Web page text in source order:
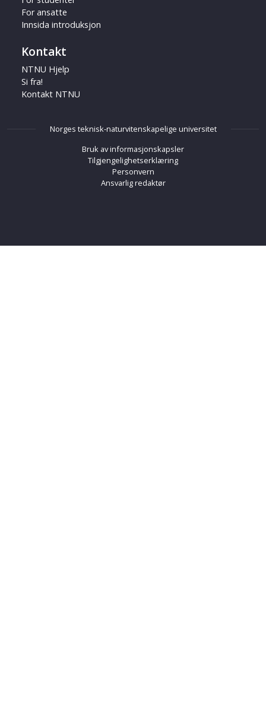
For ansatte
Innsida introduksjon
Kontakt
NTNU Hjelp
Si fra!
Kontakt NTNU
Norges teknisk-naturvitenskapelige universitet
Bruk av informasjonskapsler
Tilgjengelighetserklæring
Personvern
Ansvarlig redaktør